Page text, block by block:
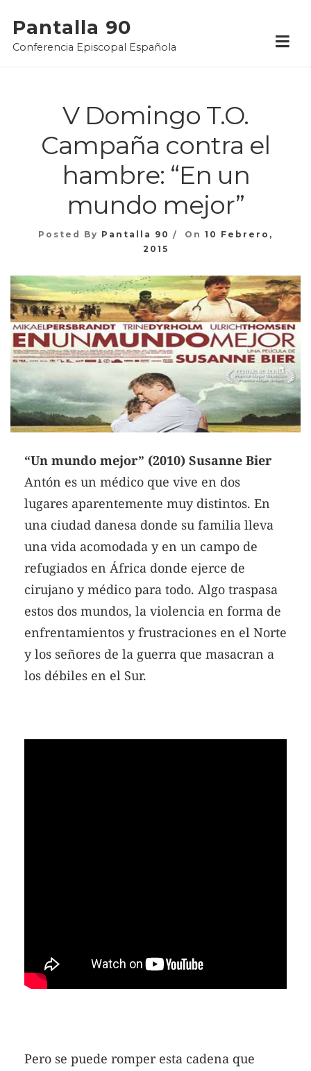
content
Pantalla 90
Conferencia Episcopal Española
V Domingo T.O.
Campaña contra el
hambre: “En un
mundo mejor”
Posted By Pantalla 90 On 10 Febrero,
2015
“Un mundo mejor” (2010) Susanne Bier
Antón es un médico que vive en dos
lugares aparentemente muy distintos. En
una ciudad danesa donde su familia lleva
una vida acomodada y en un campo de
refugiados en África donde ejerce de
cirujano y médico para todo. Algo traspasa
estos dos mundos, la violencia en forma de
enfrentamientos y frustraciones en el Norte
y los señores de la guerra que masacran a
los débiles en el Sur.
Pero se puede romper esta cadena que